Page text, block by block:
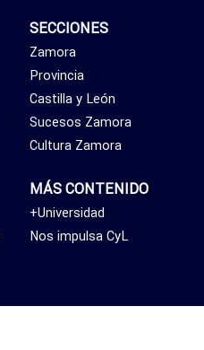
SECCIONES
Zamora
Provincia
Castilla y León
Sucesos Zamora
Cultura Zamora
MÁS CONTENIDO
+Universidad
Nos impulsa CyL